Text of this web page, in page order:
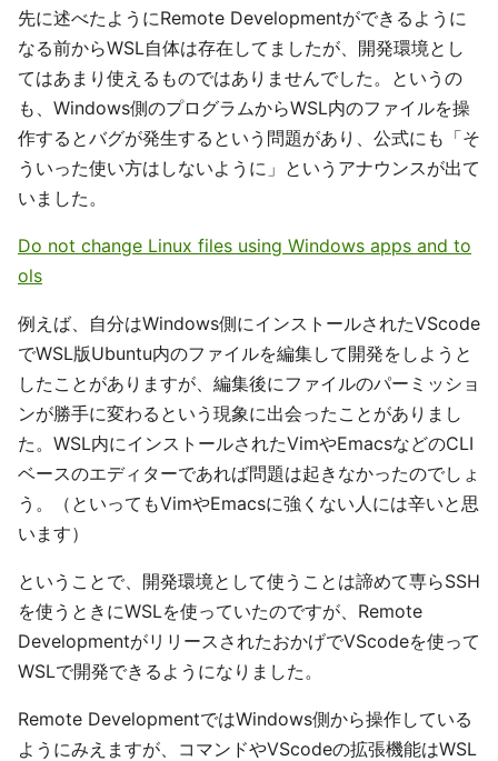
先に述べたようにRemote Developmentができるように
なる前からWSL自体は存在してましたが、開発環境とし
てはあまり使えるものではありませんでした。というの
も、Windows側のプログラムからWSL内のファイルを操
作するとバグが発生するという問題があり、公式にも「そ
ういった使い方はしないように」というアナウンスが出て
いました。
Do not change Linux files using Windows apps and to
ols
例えば、自分はWindows側にインストールされたVScode
でWSL版Ubuntu内のファイルを編集して開発をしようと
したことがありますが、編集後にファイルのパーミッショ
ンが勝手に変わるという現象に出会ったことがありまし
た。WSL内にインストールされたVimやEmacsなどのCLI
ベースのエディターであれば問題は起きなかったのでしょ
う。（といってもVimやEmacsに強くない人には辛いと思
います）
ということで、開発環境として使うことは諦めて専らSSH
を使うときにWSLを使っていたのですが、Remote
DevelopmentがリリースされたおかげでVScodeを使って
WSLで開発できるようになりました。
Remote DevelopmentではWindows側から操作している
ようにみえますが、コマンドやVScodeの拡張機能はWSL